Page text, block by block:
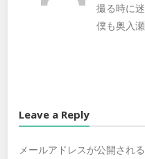
撮る時に
僕も奥入
Leave a Reply
メールアドレスが公開され